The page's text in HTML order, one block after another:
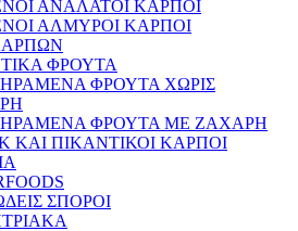
ΑΝΑΛΑΤΟΙ ΚΑΡΠΟΙ
ΑΛΜΥΡΟΙ ΚΑΡΠΟΙ
ΦΡΟΥΤΑ
ΦΡΟΥΤΑ ΧΩΡΙΣ
ΦΡΟΥΤΑ ΜΕ ΖΑΧΑΡΗ
ΚΑΙ ΠΙΚΑΝΤΙΚΟΙ ΚΑΡΠΟΙ
ΣΠΟΡΟΙ